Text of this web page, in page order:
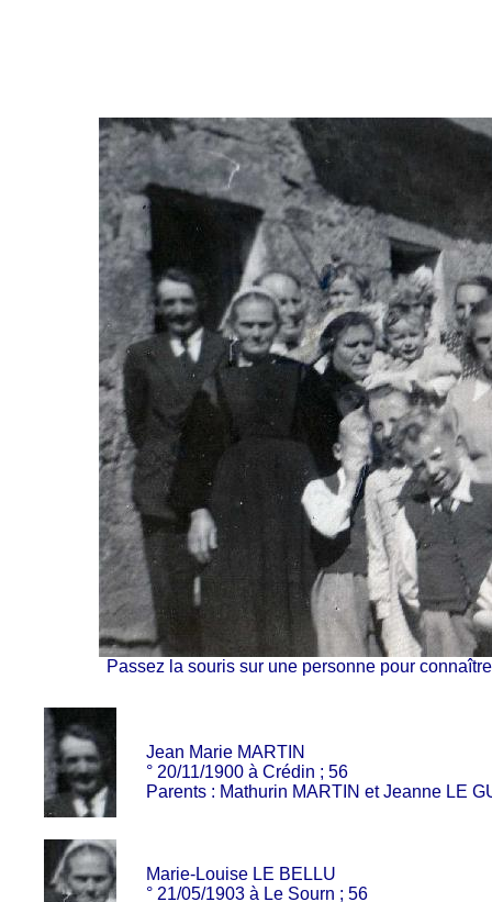
Passez la souris sur une personne pour
Jean Marie MARTIN
° 20/11/1900 à Crédin ; 56
Parents : Mathurin MARTIN et Jeanne LE
Marie-Louise LE BELLU
° 21/05/1903 à Le Sourn ; 56